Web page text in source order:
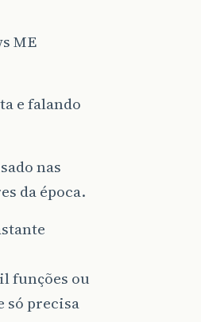
ME
e falando
nas
da época.
funções ou
só precisa